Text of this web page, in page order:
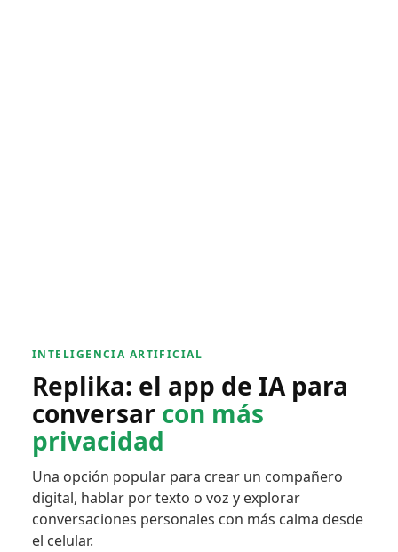
INTELIGENCIA ARTIFICIAL
Replika: el app de IA para
conversar con más
privacidad
Una opción popular para crear un compañero
digital, hablar por texto o voz y explorar
conversaciones personales con más calma desde
el celular.